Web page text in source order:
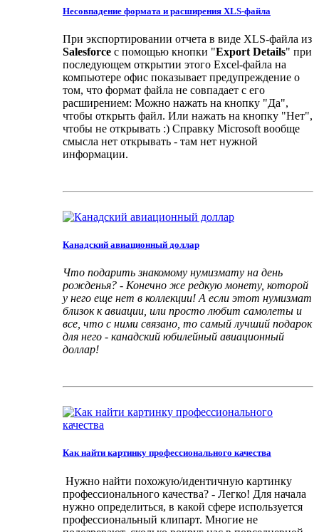
Несовпадение формата и расширения XLS-файла
При экспортировании отчета в виде XLS-файла из
Salesforce с помощью кнопки "Export Details" при
последующем открытии этого Excel-файла на
компьютере офис показывает предупреждение о
том, что формат файла не совпадает с его
расширением: Можно нажать на кнопку "Да",
чтобы открыть файл. Или нажать на кнопку "Нет",
чтобы не открывать :) Справку Microsoft вообще
смысла нет открывать - там нет нужной
информации.
Канадский авиационный доллар
Что подарить знакомому нумизмату на день
рожденья? - Конечно же редкую монету, которой
у него еще нет в коллекции! А если этот нумизмат
близок к авиации, или просто любит самолеты и
все, что с ними связано, то самый лучший подарок
для него - канадский юбилейный авиационный
доллар!
Как найти картинку профессионального качества
Нужно найти похожую/идентичную картинку
профессионального качества? - Легко! Для начала
нужно определиться, в какой сфере используется
профессиональный клипарт. Многие не